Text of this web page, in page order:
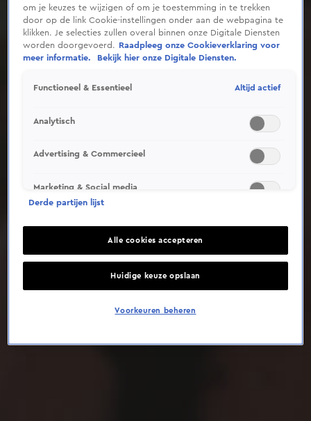
Deze video is niet beschikbaar op je huidige locatie
om je keuzes te wijzigen of om je toestemming in te trekken
door op de link Cookie-instellingen onder aan de webpagina te
klikken. Je selecties zullen overal binnen onze Digitale Diensten
worden doorgevoerd.
Raadpleeg onze Cookieverklaring voor
meer informatie.
Bekijk hier onze Digitale Diensten.
Functioneel & Essentieel Altijd actief
Analytisch
Advertising & Commercieel
Marketing & Social media
Derde partijen lijst
Alle cookies accepteren
Huidige keuze opslaan
Voorkeuren beheren